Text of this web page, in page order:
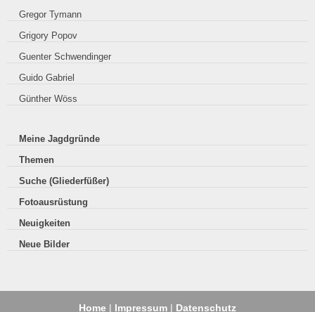
Gregor Tymann
Grigory Popov
Guenter Schwendinger
Guido Gabriel
Günther Wöss
Meine Jagdgründe
Themen
Suche (Gliederfüßer)
Fotoausrüstung
Neuigkeiten
Neue Bilder
Home | Impressum | Datenschutz